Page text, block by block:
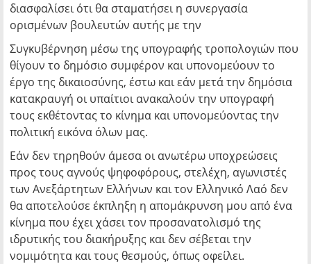
διασφαλίσει ότι θα σταματήσει η συνεργασία
ορισμένων βουλευτών αυτής με την
Συγκυβέρνηση μέσω της υπογραφής τροπολογιών που
θίγουν το δημόσιο συμφέρον και υπονομεύουν το
έργο της δικαιοσύνης, έστω και εάν μετά την δημόσια
κατακραυγή οι υπαίτιοι ανακαλούν την υπογραφή
τους εκθέτοντας το κίνημα και υπονομεύοντας την
πολιτική εικόνα όλων μας.
Εάν δεν τηρηθούν άμεσα οι ανωτέρω υποχρεώσεις
προς τους αγνούς ψηφοφόρους, στελέχη, αγωνιστές
των Ανεξάρτητων Ελλήνων και τον Ελληνικό Λαό δεν
θα αποτελούσε έκπληξη η απομάκρυνση μου από ένα
κίνημα που έχει χάσει τον προσανατολισμό της
ιδρυτικής του διακήρυξης και δεν σέβεται την
νομιμότητα και τους θεσμούς, όπως οφείλει.